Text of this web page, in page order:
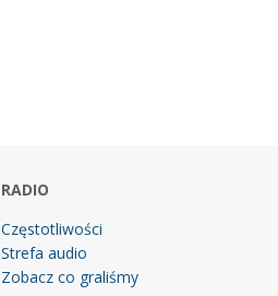
RADIO
Częstotliwości
Strefa audio
Zobacz co graliśmy